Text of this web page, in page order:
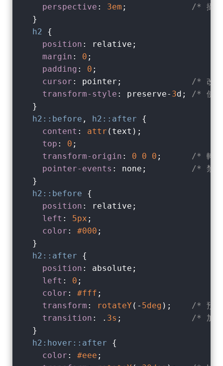
perspective : 3em ; /* 攝
  }
h2 {
position : relative;
margin : 0 ;
padding : 0 ;
cursor : pointer; /* 改成
transform-style : preserve- 3d; /* 使用
  }
h2 ::before , h2 ::after {
content : attr (text);
top : 0 ;
transform-origin : 0 0 0 ; /* 轉換
pointer-events : none; /* 禁止
  }
h2 ::before {
position : relative;
left : 5px ;
color : #000 ;
  }
h2 ::after {
position : absolute;
left : 0 ;
color : #fff ;
transform : rotateY (- 5deg ); /* 預
transition : . 3s ; /* 加
  }
h2 :hover ::after {
color : #eee ;